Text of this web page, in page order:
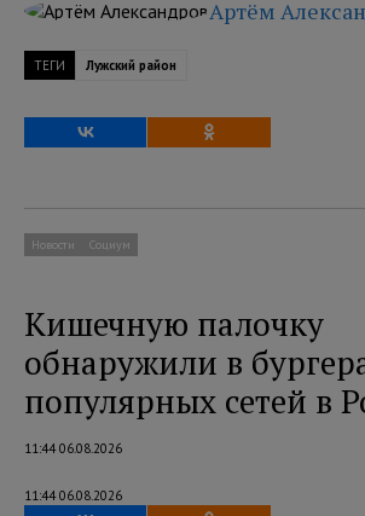
Артём
ТЕГИ Лужский район
Новости Социум
Кишечную палочку
обнаружили в
популярных сетей в
11:44 06.08.2026
11:44 06.08.2026